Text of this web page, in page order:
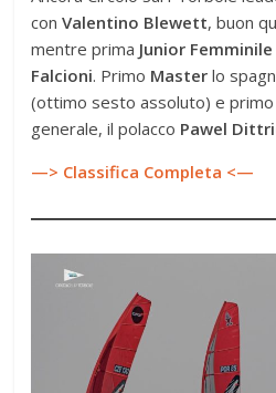
conValentino Blewett, buon
mentre prima Junior Femminile
Falcioni. Primo Master lo
(ottimo sesto assoluto) e
generale, il polacco Pawel
—> Classifica Completa <—